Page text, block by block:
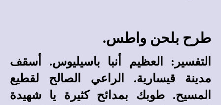
طرح بلحن واطس.
التفسير: العظيم أنبا باسيليوس. أسقف
مدينة قيسارية. الراعي الصالح لقطيع
المسيح. طوبك بمدائح كثيرة يا شهيدة